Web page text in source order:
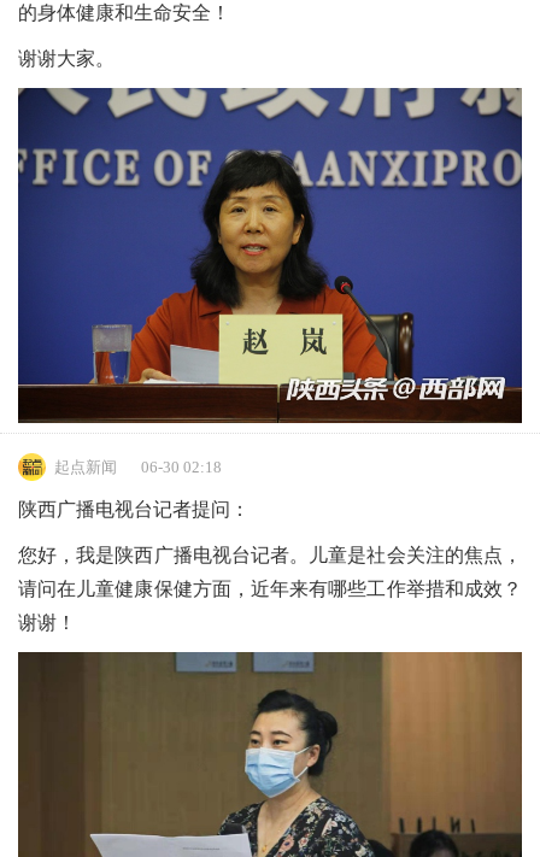
的身体健康和生命安全！
谢谢大家。
起点新闻 06-30 02:18
陕西广播电视台记者提问：
您好，我是陕西广播电视台记者。儿童是社会关注的焦点，
请问在儿童健康保健方面，近年来有哪些工作举措和成效？
谢谢！